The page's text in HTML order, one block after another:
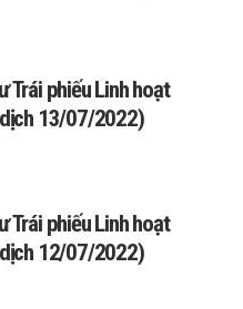
Trái phiếu Linh hoạt
13/07/2022)
Trái phiếu Linh hoạt
12/07/2022)